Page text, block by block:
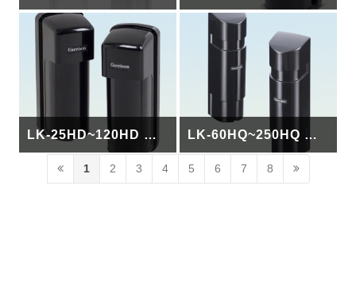
LK-25HD~120HD 數位雙軌紅外線偵測器 LK-60HQ~250HQ 四軌主動式紅外線偵測器
1 2 3 4 5 6 7 8